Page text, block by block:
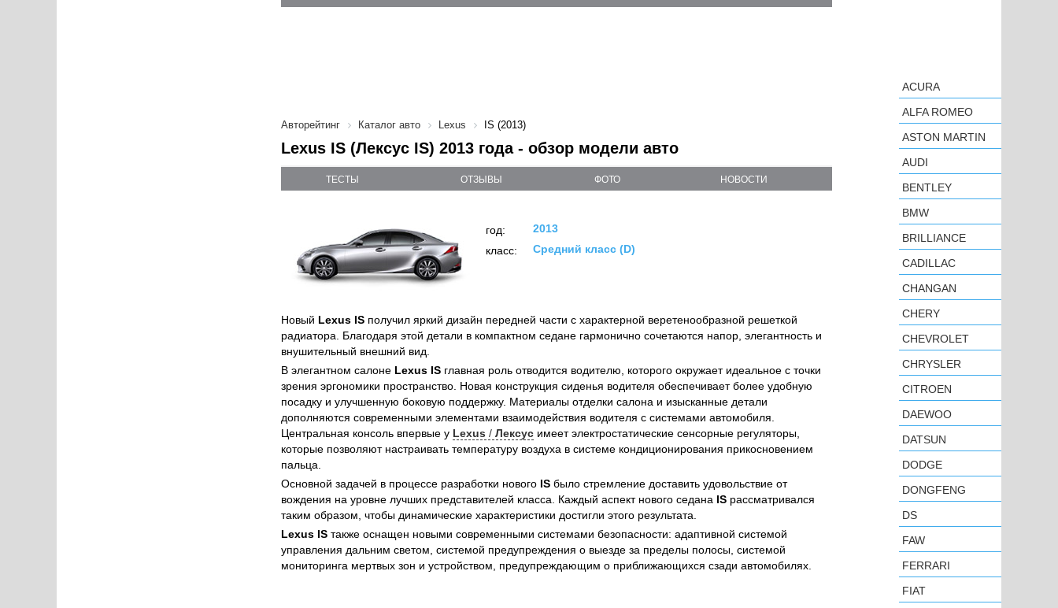
Авторейтинг Каталог авто Lexus IS (2013)
Lexus IS (Лексус IS) 2013 года - обзор модели авто
ТЕСТЫ ОТЗЫВЫ ФОТО НОВОСТИ
год:
2013
класс:
Средний класс (D)
Новый Lexus IS получил яркий дизайн передней части с характерной веретенообразной решеткой
радиатора. Благодаря этой детали в компактном седане гармонично сочетаются напор, элегантность и
внушительный внешний вид.
В элегантном салоне Lexus IS главная роль отводится водителю, которого окружает идеальное с точки
зрения эргономики пространство. Новая конструкция сиденья водителя обеспечивает более удобную
посадку и улучшенную боковую поддержку. Материалы отделки салона и изысканные детали
дополняются современными элементами взаимодействия водителя с системами автомобиля.
Центральная консоль впервые у Lexus / Лексус имеет электростатические сенсорные регуляторы,
которые позволяют настраивать температуру воздуха в системе кондиционирования прикосновением
пальца.
Основной задачей в процессе разработки нового IS было стремление доставить удовольствие от
вождения на уровне лучших представителей класса. Каждый аспект нового седана IS рассматривался
таким образом, чтобы динамические характеристики достигли этого результата.
Lexus IS также оснащен новыми современными системами безопасности: адаптивной системой
управления дальним светом, системой предупреждения о выезде за пределы полосы, системой
мониторинга мертвых зон и устройством, предупреждающим о приближающихся сзади автомобилях.
ACURA
ALFA ROMEO
ASTON MARTIN
AUDI
BENTLEY
BMW
BRILLIANCE
CADILLAC
CHANGAN
CHERY
CHEVROLET
CHRYSLER
CITROEN
DAEWOO
DATSUN
DODGE
DONGFENG
DS
FAW
FERRARI
FIAT